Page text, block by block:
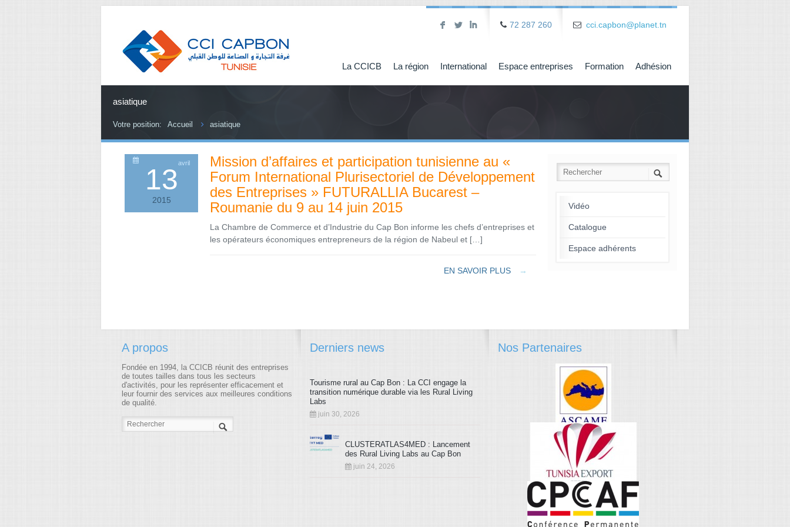
F L I 72 287 260 cci.capbon@planet.tn
La CCICB La région International Espace entreprises Formation Adhésion
asiatique
Votre position: Accueil asiatique
13avril
2015
Mission d’affaires et participation tunisienne au «
Forum International Plurisectoriel de Développement
des Entreprises » FUTURALLIA Bucarest –
Roumanie du 9 au 14 juin 2015
La Chambre de Commerce et d’Industrie du Cap Bon informe les chefs d’entreprises et
les opérateurs économiques entrepreneurs de la région de Nabeul et […]
EN SAVOIR PLUS →
Vidéo
Catalogue
Espace adhérents
A propos
Fondée en 1994, la CCICB réunit des entreprises
de toutes tailles dans tous les secteurs
d'activités, pour les représenter efficacement et
leur fournir des services aux meilleures conditions
de qualité.
Derniers news
Tourisme rural au Cap Bon : La CCI engage la
transition numérique durable via les Rural Living
Labs
juin 30, 2026
CLUSTERATLAS4MED : Lancement
des Rural Living Labs au Cap Bon
juin 24, 2026
Nos Partenaires